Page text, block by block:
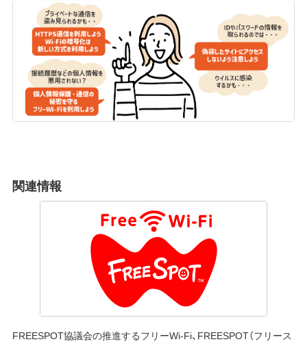
関連情報
FREESPOT協議会の推進するフリーWi-Fi、FREESPOT（フリース